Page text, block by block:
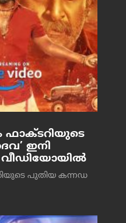
ഫാക്ടറിയുടെ
ഇനി
പുതിയ കന്നഡ